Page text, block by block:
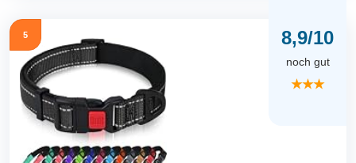
5 8,9/10
noch gut
★★★